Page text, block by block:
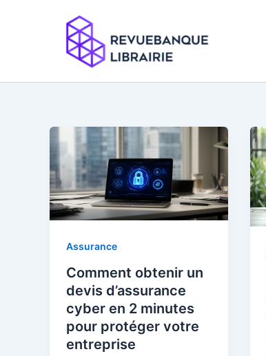
Assurance
Comment obtenir un
devis d’assurance
cyber en 2 minutes
pour protéger votre
entreprise